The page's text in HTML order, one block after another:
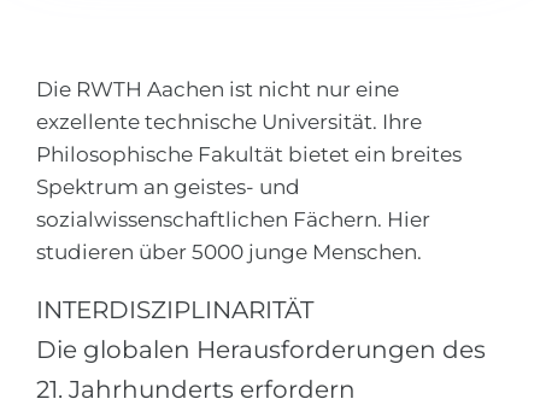
Профессии
Специальности
Примеры вакансий
КАРЬЕРНОЕ ОРИЕНТИРОВАНИЕ
Тест Голланда
Тест Карта Интересов
Медицина
Инженерия
Физика
Менеджмент
Другая специальность
ПОСТУПАЕМ ИЗ...
Россия
Die RWTH Aachen ist nicht nur eine
exzellente technische Universität. Ihre
Philosophische Fakultät bietet ein breites
Spektrum an geistes- und
sozialwissenschaftlichen Fächern. Hier
studieren über 5000 junge Menschen.
INTERDISZIPLINARITÄT
Die globalen Herausforderungen des
21. Jahrhunderts erfordern